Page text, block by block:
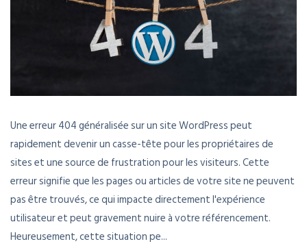
Une erreur 404 généralisée sur un site WordPress peut
rapidement devenir un casse-tête pour les propriétaires de
sites et une source de frustration pour les visiteurs. Cette
erreur signifie que les pages ou articles de votre site ne peuvent
pas être trouvés, ce qui impacte directement l'expérience
utilisateur et peut gravement nuire à votre référencement.
Heureusement, cette situation pe...